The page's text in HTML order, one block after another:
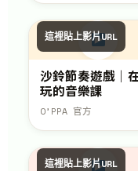
這裡貼上影片URL
沙鈴節奏遊戲｜
玩的音樂課
O’PPA 官方
這裡貼上影片URL